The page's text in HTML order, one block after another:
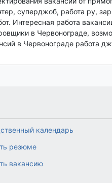
суперджоб, работа ру,
Интересная работа
в Червонограде,
в Червонограде работа
календарь
резюме
вакансию